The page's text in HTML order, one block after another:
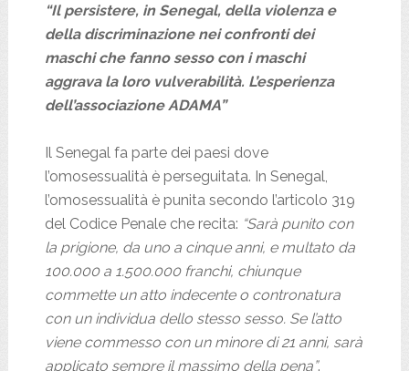
“Il persistere, in Senegal, della violenza e
della discriminazione nei confronti dei
maschi che fanno sesso con i maschi
aggrava la loro vulverabilità. L’esperienza
dell’associazione ADAMA”
Il Senegal fa parte dei paesi dove
l’omosessualità è perseguitata. In Senegal,
l’omosessualità è punita secondo l’articolo 319
del Codice Penale che recita: “Sarà punito con
la prigione, da uno a cinque anni, e multato da
100.000 a 1.500.000 franchi, chiunque
commette un atto indecente o contronatura
con un individua dello stesso sesso. Se l’atto
viene commesso con un minore di 21 anni, sarà
applicato sempre il massimo della pena”.